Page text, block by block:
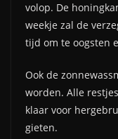
volop. De
weekje zal de
tijd om te oogsten
Ook de
worden. Alle
klaar voor
gieten.